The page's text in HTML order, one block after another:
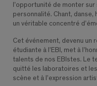
l’opportunité de monter
personnalité. Chant,
un véritable concentré
Cet événement, devenu un
étudiante à l’EBI, met à
talents de nos EBIstes. Le
quitté les laboratoires et
scène et à l’expression